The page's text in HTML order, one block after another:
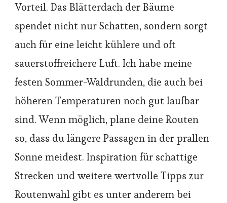
Vorteil. Das Blätterdach der Bäume
spendet nicht nur Schatten, sondern sorgt
auch für eine leicht kühlere und oft
sauerstoffreichere Luft. Ich habe meine
festen Sommer-Waldrunden, die auch bei
höheren Temperaturen noch gut laufbar
sind. Wenn möglich, plane deine Routen
so, dass du längere Passagen in der prallen
Sonne meidest. Inspiration für schattige
Strecken und weitere wertvolle Tipps zur
Routenwahl gibt es unter anderem bei